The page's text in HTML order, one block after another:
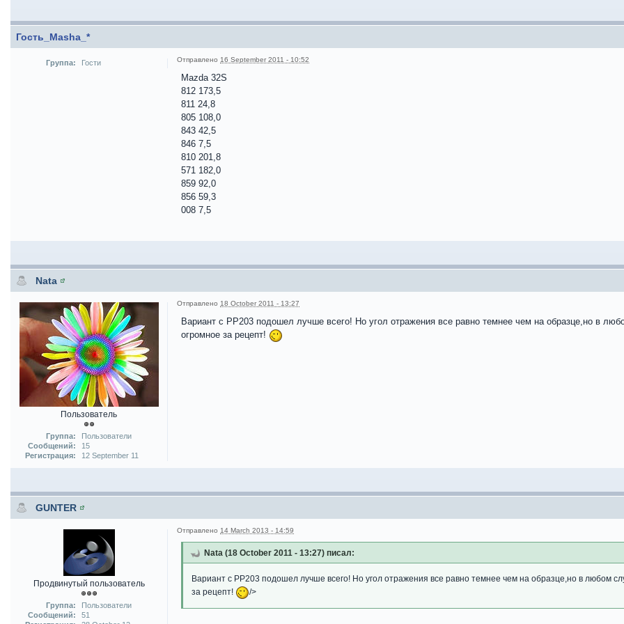
Гость_Masha_*
Группа: Гости Отправлено 16 September 2011 - 10:52
Mazda 32S
812 173,5
811 24,8
805 108,0
843 42,5
846 7,5
810 201,8
571 182,0
859 92,0
856 59,3
008 7,5
Nata
Пользователь
Группа:
Пользователи
Сообщений:
15
Регистрация:
12 September 11
Отправлено 18 October 2011 - 13:27
Вариант с PP203 подошел лучше всего! Но угол отражения все равно темнее чем на образце,но в
огромное за рецепт!
GUNTER
Продвинутый пользователь
Группа:
Пользователи
Сообщений:
51
Отправлено 14 March 2013 - 14:59
Nata (18 October 2011 - 13:27) писал:
Вариант с PP203 подошел лучше всего! Но угол отражения все равно темнее чем на образце,но в любом
за рецепт!
/>